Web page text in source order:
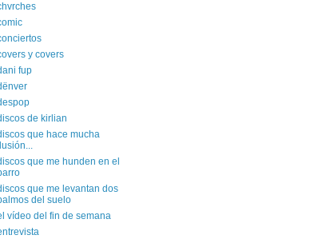
y covers
fup
de kirlian
que hace mucha
que me hunden en el
que me levantan dos
del suelo
vídeo del fin de semana